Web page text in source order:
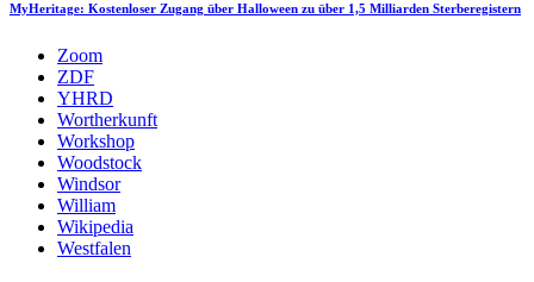
MyHeritage: Kostenloser Zugang über Halloween zu über 1,5 Milliarden Sterberegistern
Zoom
ZDF
YHRD
Wortherkunft
Workshop
Woodstock
Windsor
William
Wikipedia
Westfalen